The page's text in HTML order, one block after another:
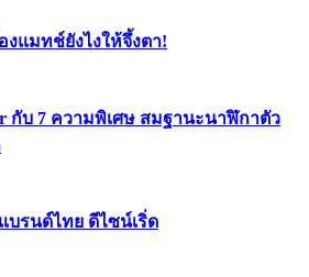
งแมทช์ยังไงให้จึ้งตา!
กับ 7 ความพิเศษ สมฐานะนาฬิกาตัว
บรนด์ไทย ดีไซน์เริ่ด